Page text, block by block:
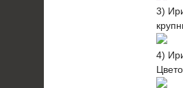
3)
4)